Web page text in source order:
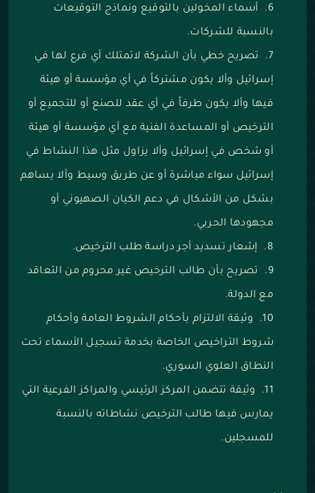
أسماء المخولين بالتوقيع ونماذج التوقيعات
بالنسبة للشركات.
تصريح خطي بأن الشركة لاتمتلك أي فرع لها في
إسرائيل وألا يكون مشتركاً في أي مؤسسة أو هيئة
فيها وألا يكون طرفاً في أي عقد للصنع أو للتجميع أو
الترخيص أو المساعدة الفنية مع أي مؤسسة أو هيئة
أو شخص في إسرائيل وألا يزاول مثل هذا النشاط في
إسرائيل سواء مياشرة أو عن طريق وسيط وألا يساهم
بشكل من الأشكال في دعم الكيان الصهيوني أو
مجهودها الحربي.
إشعار تسديد أجر دراسة طلب الترخيص.
تصريح بأن طالب الترخيص غير محروم من التعاقد
مع الدولة.
وثيقة الالتزام بأحكام الشروط العامة وأحكام
شروط التراخيص الخاصة بخدمة تسجيل الأسماء تحت
النطاق العلوي السوري.
وثيقة تتضمن المركز الرئيسي والمراكز الفرعية التي
يمارس فيها طالب الترخيص نشاطاته بالنسبة
للمسجلين.